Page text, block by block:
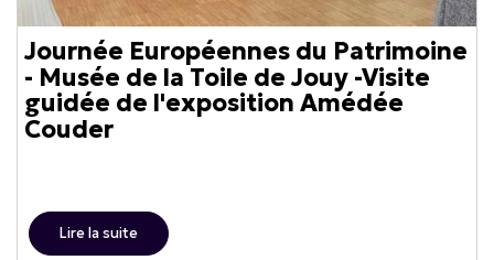
Journée Européennes du Patrimoine
- Musée de la Toile de Jouy -Visite
guidée de l'exposition Amédée
Couder
Lire la suite